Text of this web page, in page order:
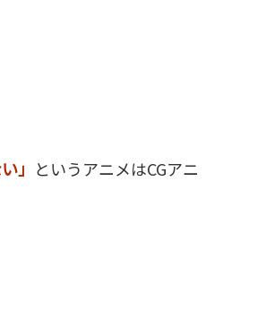
」 というアニメはCGアニ